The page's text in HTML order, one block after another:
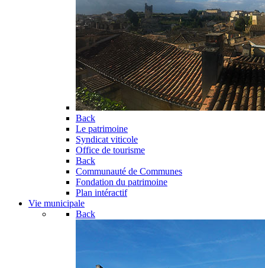
Back
Le patrimoine
Syndicat viticole
Office de tourisme
Back
Communauté de Communes
Fondation du patrimoine
Plan intéractif
Vie municipale
Back